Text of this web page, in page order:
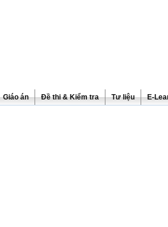
Giáo án Đề thi & Kiểm tra Tư liệu E-